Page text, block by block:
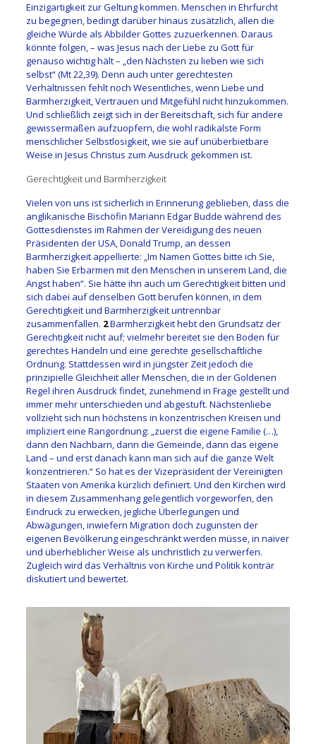
Einzigartigkeit zur Geltung kommen. Menschen in Ehrfurcht
zu begegnen, bedingt darüber hinaus zusätzlich, allen die
gleiche Würde als Abbilder Gottes zuzuerkennen. Daraus
könnte folgen, – was Jesus nach der Liebe zu Gott für
genauso wichtig hält – „den Nächsten zu lieben wie sich
selbst“ (Mt 22,39). Denn auch unter gerechtesten
Verhältnissen fehlt noch Wesentliches, wenn Liebe und
Barmherzigkeit, Vertrauen und Mitgefühl nicht hinzukommen.
Und schließlich zeigt sich in der Bereitschaft, sich für andere
gewissermaßen aufzuopfern, die wohl radikalste Form
menschlicher Selbstlosigkeit, wie sie auf unüberbietbare
Weise in Jesus Christus zum Ausdruck gekommen ist.
Gerechtigkeit und Barmherzigkeit
Vielen von uns ist sicherlich in Erinnerung geblieben, dass die
anglikanische Bischöfin Mariann Edgar Budde während des
Gottesdienstes im Rahmen der Vereidigung des neuen
Präsidenten der USA, Donald Trump, an dessen
Barmherzigkeit appellierte: „Im Namen Gottes bitte ich Sie,
haben Sie Erbarmen mit den Menschen in unserem Land, die
Angst haben“. Sie hätte ihn auch um Gerechtigkeit bitten und
sich dabei auf denselben Gott berufen können, in dem
Gerechtigkeit und Barmherzigkeit untrennbar
zusammenfallen. 2Barmherzigkeit hebt den Grundsatz der
Gerechtigkeit nicht auf; vielmehr bereitet sie den Boden für
gerechtes Handeln und eine gerechte gesellschaftliche
Ordnung. Stattdessen wird in jüngster Zeit jedoch die
prinzipielle Gleichheit aller Menschen, die in der Goldenen
Regel ihren Ausdruck findet, zunehmend in Frage gestellt und
immer mehr unterschieden und abgestuft. Nächstenliebe
vollzieht sich nun höchstens in konzentrischen Kreisen und
impliziert eine Rangordnung: „zuerst die eigene Familie (…),
dann den Nachbarn, dann die Gemeinde, dann das eigene
Land – und erst danach kann man sich auf die ganze Welt
konzentrieren.“ So hat es der Vizepräsident der Vereinigten
Staaten von Amerika kürzlich definiert. Und den Kirchen wird
in diesem Zusammenhang gelegentlich vorgeworfen, den
Eindruck zu erwecken, jegliche Überlegungen und
Abwägungen, inwiefern Migration doch zugunsten der
eigenen Bevölkerung eingeschränkt werden müsse, in naiver
und überheblicher Weise als unchristlich zu verwerfen.
Zugleich wird das Verhältnis von Kirche und Politik konträr
diskutiert und bewertet.